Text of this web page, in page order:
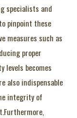
specialists and
pinpoint these
measures such as
proper
levels becomes
also indispensable
integrity of